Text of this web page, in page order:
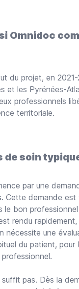
Omnidoc
du projet, en
et les Pyrénées-
professionnels
territoriale.
soin
par une
Cette demande
le bon
rendu
nécessite une
du patient,
pas. Dès la